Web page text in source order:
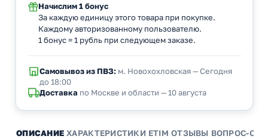
Начислим 1 бонус
За каждую единицу этого товара при покупке.
Каждому авторизованному пользователю.
1 бонус = 1 рубль при следующем заказе.
Самовывоз из ПВЗ:м. Новохохловская — Сегодня
до 18:00
Доставка по Москве и области — 10 августа
ОПИСАНИЕ ХАРАКТЕРИСТИКИ ETIM ОТЗЫВЫ ВОПРОС-